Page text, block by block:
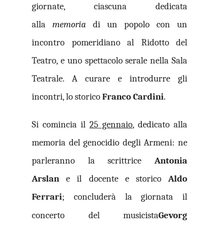
giornate, ciascuna dedicata
alla memoria di un popolo con un
incontro pomeridiano al Ridotto del
Teatro, e uno spettacolo serale nella Sala
Teatrale. A curare e introdurre gli
incontri, lo storicoFranco Cardini.
Si comincia il 25 gennaio, dedicato alla
memoria del genocidio degli Armeni: ne
parleranno la scrittrice Antonia
Arslan e il docente e storico Aldo
Ferrari; concluderà la giornata il
concerto del musicistaGevorg